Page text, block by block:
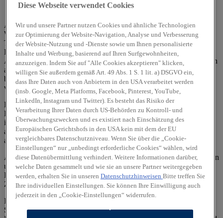
Hyundai Deutschland
Alle angegebenen Werte wurden nach dem vorgeschriebenen
WLTP-Messverfahren (Worldwide harmonised Light-duty vehicles
Test Procedures) ermittelt. Der Kraftstoffverbrauch und die CO₂-
Emissionen eines Fahrzeuges hängen nicht nur von der effizienten
Ausnutzung des Kraftstoffs durch das Fahrzeug ab, sondern werden
auch vom Fahrverhalten und anderen nichttechnischen Faktoren
beeinflusst. CO₂ ist das für die Erderwärmung hauptsächlich
verantwortliche Treibhausgas.
Ein Leitfaden über den Kraftstoffverbrauch und die CO₂-
Emissionen aller in Deutschland angebotenen neuen Pkw-Modelle
ist unentgeltlich einsehbar an jedem Verkaufsort, an dem Pkw
ausgestellt oder angeboten werden. Der Leitfaden ist auch
abrufbar.
Alle Angaben und Abbildungen sind als unverbindlich zu betrachten
und stellen eine annähernde Beschreibung dar.
Fahrzeugabbildungen enthalten z. T. aufpreispflichtige
Zusatzausstattungen.
Im Hinblick auf Gebrauchtwagen entsprechen Sonder- und
Serienausstattung, die technischen Daten sowie Verbrauchs- und
Diese Webseite verwendet Cookies
Wir und unsere Partner nutzen Cookies und ähnliche Technologien
zur Optimierung der Website-Navigation, Analyse und Verbesserung
der Website-Nutzung und -Dienste sowie um Ihnen personalisierte
Inhalte und Werbung, basierend auf Ihren Surfgewohnheiten,
anzuzeigen. Indem Sie auf "Alle Cookies akzeptieren" klicken,
willigen Sie außerdem gemäß Art. 49 Abs. 1 S. 1 lit. a) DSGVO ein,
dass Ihre Daten auch von Anbietern in den USA verarbeitet werden
(insb. Google, Meta Platforms, Facebook, Pinterest, YouTube,
LinkedIn, Instagram und Twitter). Es besteht das Risiko der
Verarbeitung Ihrer Daten durch US-Behörden zu Kontroll- und
Überwachungszwecken und es existiert nach Einschätzung des
Europäischen Gerichtshofs in den USA kein mit dem der EU
vergleichbares Datenschutzniveau. Wenn Sie über die „Cookie-
Einstellungen“ nur „unbedingt erforderliche Cookies“ wählen, wird
diese Datenübermittlung verhindert. Weitere Informationen darüber,
welche Daten gesammelt und wie sie an unsere Partner weitergegeben
werden, erhalten Sie in unseren Datenschutzhinweisen Bitte treffen Sie
Ihre individuellen Einstellungen. Sie können Ihre Einwilligung auch
jederzeit in den „Cookie-Einstellungen“ widerrufen.